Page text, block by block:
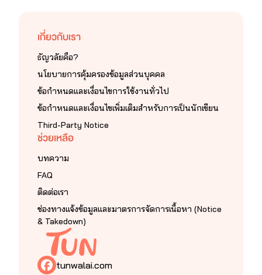
เกี่ยวกับเรา
ธัญวลัยคือ?
นโยบายการคุ้มครองข้อมูลส่วนบุคคล
ข้อกำหนดและเงื่อนไขการใช้งานทั่วไป
ข้อกำหนดและเงื่อนไขเพิ่มเติมสำหรับการเป็นนักเขียน
Third-Party Notice
ช่วยเหลือ
บทความ
FAQ
ติดต่อเรา
ช่องทางแจ้งข้อมูลและมาตรการจัดการเนื้อหา (Notice
& Takedown)
tunwalai.com